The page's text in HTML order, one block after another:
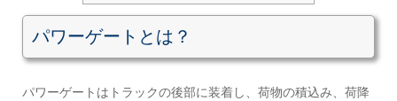
パワーゲートとは？
パワーゲートはトラックの後部に装着し、荷物の積込み、荷降